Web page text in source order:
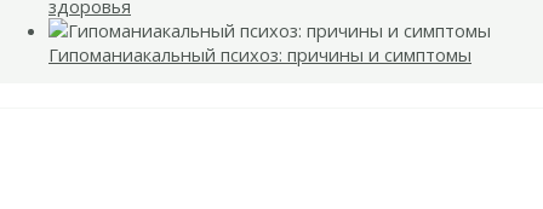
здоровья
Гипоманиакальный психоз: причины и симптомы